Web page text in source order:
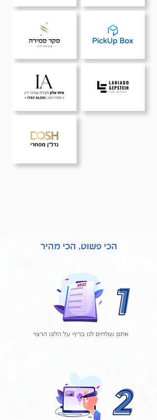
הכי פשוט, הכי מהיר
אתם שולחים לנו בריף על הלוגו הרצוי